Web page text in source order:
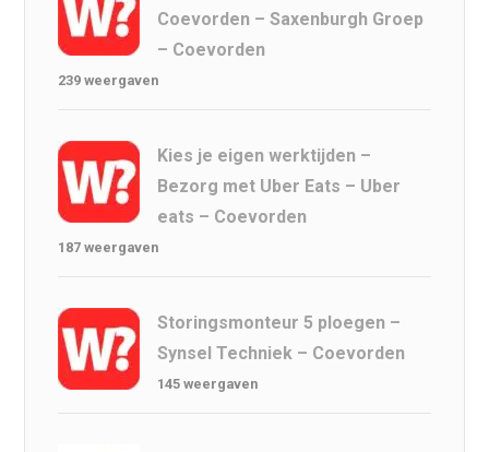
Coevorden – Saxenburgh Groep
– Coevorden
239 weergaven
Kies je eigen werktijden –
Bezorg met Uber Eats – Uber
eats – Coevorden
187 weergaven
Storingsmonteur 5 ploegen –
Synsel Techniek – Coevorden
145 weergaven